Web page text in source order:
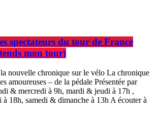
spectateurs du tour de France
mon tour)
la nouvelle chronique sur le vélo La chronique
amoureuses – de la pédale Présentée par
& mercredi à 9h, mardi & jeudi à 17h ,
18h, samedi & dimanche à 13h A écouter à